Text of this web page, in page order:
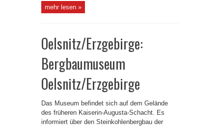
mehr lesen »
Oelsnitz/Erzgebirge:
Bergbaumuseum
Oelsnitz/Erzgebirge
Das Museum befindet sich auf dem Gelände
des früheren Kaiserin-Augusta-Schacht. Es
informiert über den Steinkohlenbergbau der